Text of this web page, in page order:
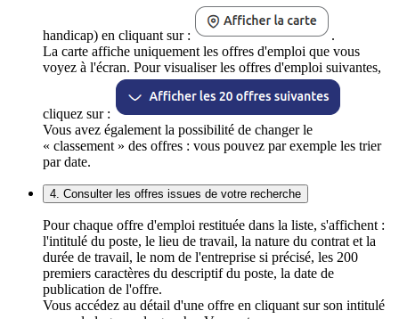
handicap) en cliquant sur :
.
La carte affiche uniquement les offres d'emploi que vous
voyez à l'écran. Pour visualiser les offres d'emploi suivantes,
cliquez sur :
Vous avez également la possibilité de changer le
« classement » des offres : vous pouvez par exemple les trier
par date.
4. Consulter les offres issues de votre recherche
Pour chaque offre d'emploi restituée dans la liste, s'affichent :
l'intitulé du poste, le lieu de travail, la nature du contrat et la
durée de travail, le nom de l'entreprise si précisé, les 200
premiers caractères du descriptif du poste, la date de
publication de l'offre.
Vous accédez au détail d'une offre en cliquant sur son intitulé